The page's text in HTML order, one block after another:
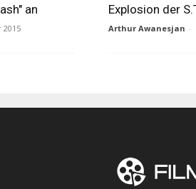
an
2015
Explosion der
Arthur Awanesjan -